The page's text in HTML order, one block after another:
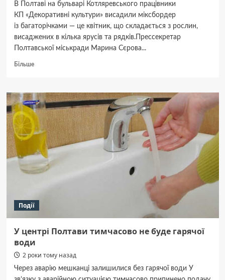
В Полтаві на бульварі Котляревського працівники
КП «Декоративні культури» висадили міксбордер
із багаторічками — це квітник, що складається з рослин,
висаджених в кілька ярусів та рядків.Прессекретар
Полтавської міськради Марина Сєрова...
БільшеДокладніше
Котляревського
комунальники
висадили
міксбордер
з багаторічними
рослинами
Події
У центрі Полтави тимчасово не буде гарячої
води
2 роки тому назад
Через аварію мешканці залишилися без гарячої води У